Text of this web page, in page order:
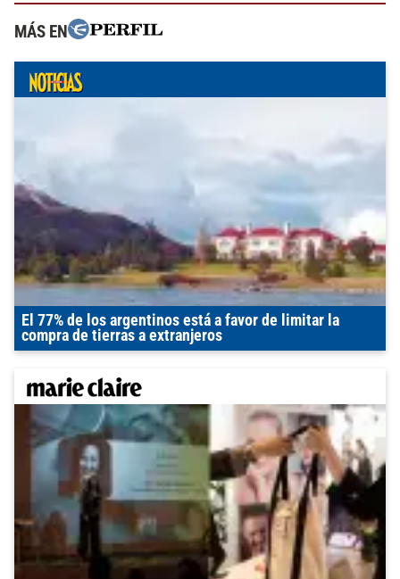
MÁS EN
El 77% de los argentinos está a favor de limitar la
compra de tierras a extranjeros